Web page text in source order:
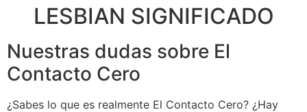
LESBIAN SIGNIFICADO
Nuestras dudas sobre El
Contacto Cero
¿Sabes lo que es realmente El Contacto Cero? ¿Hay